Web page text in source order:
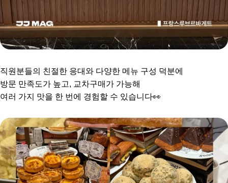
직원분들의 친절한 응대와 다양한 메뉴 구성 덕분에
방문 만족도가 높고, 교차구매가 가능해
여러 가지 맛을 한 번에 경험할 수 있습니다👀